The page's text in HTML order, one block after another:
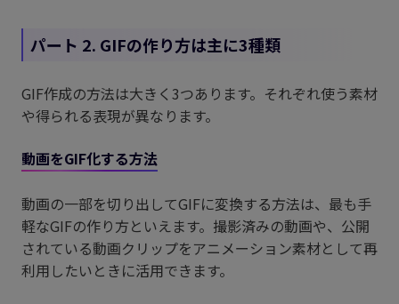
パート 2. GIFの作り方は主に3種類
GIF作成の方法は大きく3つあります。それぞれ使う素材
や得られる表現が異なります。
動画をGIF化する方法
動画の一部を切り出してGIFに変換する方法は、最も手
軽なGIFの作り方といえます。撮影済みの動画や、公開
されている動画クリップをアニメーション素材として再
利用したいときに活用できます。